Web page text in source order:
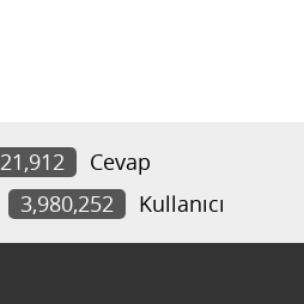
21,912
Cevap
3,980,252 Kullanıcı